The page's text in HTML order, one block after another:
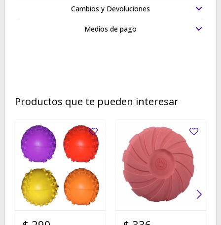
Cambios y Devoluciones
Medios de pago
Productos que te pueden interesar